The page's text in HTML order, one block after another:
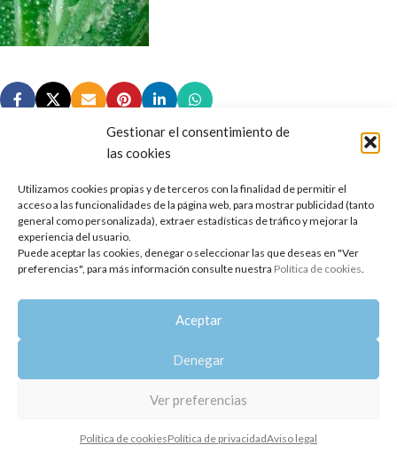
Gestionar el consentimiento de
las cookies
Utilizamos cookies propias y de terceros con la finalidad de permitir el
acceso a las funcionalidades de la página web, para mostrar publicidad (tanto
general como personalizada), extraer estadísticas de tráfico y mejorar la
experiencia del usuario.
Puede aceptar las cookies, denegar o seleccionar las que deseas en "Ver
preferencias", para más información consulte nuestra Política de cookies.
Aceptar
Denegar
Ver preferencias
Política de cookiesPolítica de privacidadAviso legal
Copyright 2014-2025 Oshadhi España
Todos los derechos reservados.
Política de privacidad | Aviso legal | Política de cookies